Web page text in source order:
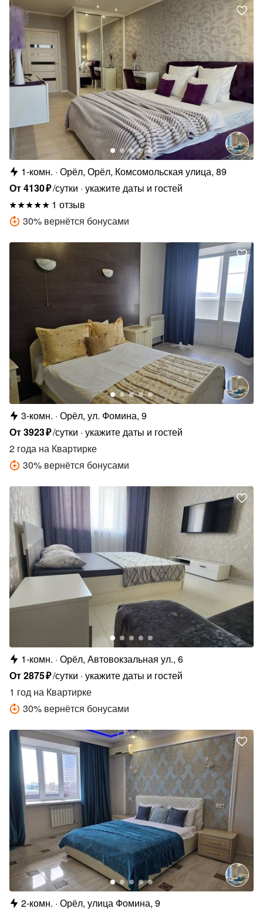
1-комн. Орёл, Орёл, Комсомольская улица, 89
От4130₽/сутки укажите даты и гостей
1 отзыв
30% вернётся бонусами
3-комн. Орёл, ул. Фомина, 9
От3923₽/сутки укажите даты и гостей
2 года на Квартирке
30% вернётся бонусами
1-комн. Орёл, Автовокзальная ул., 6
От2875₽/сутки укажите даты и гостей
1 год на Квартирке
30% вернётся бонусами
2-комн. Орёл, улица Фомина, 9